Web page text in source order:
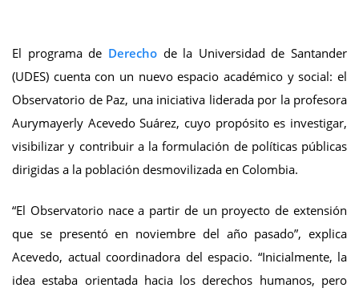
El programa de Derechode la Universidad de Santander
(UDES) cuenta con un nuevo espacio académico y social: el
Observatorio de Paz, una iniciativa liderada por la profesora
Aurymayerly Acevedo Suárez, cuyo propósito es investigar,
visibilizar y contribuir a la formulación de políticas públicas
dirigidas a la población desmovilizada en Colombia.
“El Observatorio nace a partir de un proyecto de extensión
que se presentó en noviembre del año pasado”, explica
Acevedo, actual coordinadora del espacio. “Inicialmente, la
idea estaba orientada hacia los derechos humanos, pero